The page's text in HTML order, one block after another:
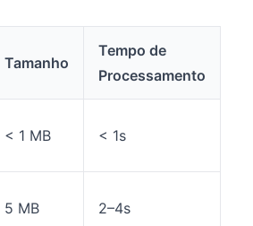
Tamanho
Tempo de
Processamento
< 1 MB < 1s
5 MB 2–4s